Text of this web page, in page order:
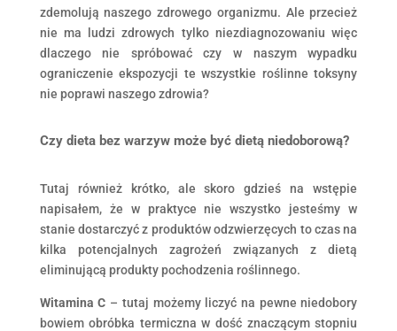
zdemolują naszego zdrowego organizmu. Ale przecież
nie ma ludzi zdrowych tylko niezdiagnozowaniu więc
dlaczego nie spróbować czy w naszym wypadku
ograniczenie ekspozycji te wszystkie roślinne toksyny
nie poprawi naszego zdrowia?
Czy dieta bez warzyw może być dietą niedoborową?
Tutaj również krótko, ale skoro gdzieś na wstępie
napisałem, że w praktyce nie wszystko jesteśmy w
stanie dostarczyć z produktów odzwierzęcych to czas na
kilka potencjalnych zagrożeń związanych z dietą
eliminującą produkty pochodzenia roślinnego.
Witamina C – tutaj możemy liczyć na pewne niedobory
bowiem obróbka termiczna w dość znaczącym stopniu